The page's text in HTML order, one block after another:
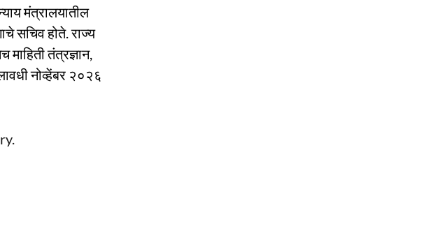
मंत्रालयातील
सचिव होते. राज्य
तंत्रज्ञान,
नोव्हेंबर २०२६